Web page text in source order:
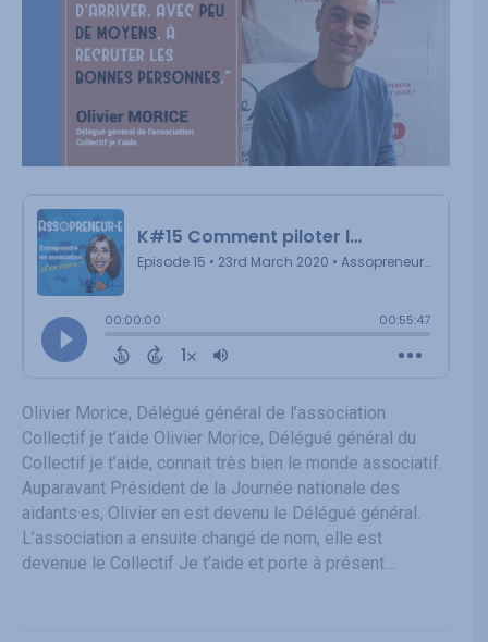
Olivier Morice, Délégué général de l’association
Collectif je t’aide Olivier Morice, Délégué général du
Collectif je t’aide, connait très bien le monde associatif.
Auparavant Président de la Journée nationale des
aidants·es, Olivier en est devenu le Délégué général.
L’association a ensuite changé de nom, elle est
devenue le Collectif Je t’aide et porte à présent…